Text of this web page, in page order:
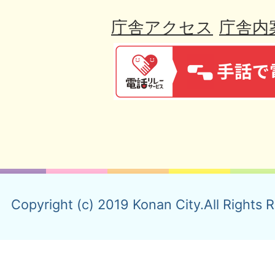
庁舎アクセス 庁舎内
Copyright (c) 2019 Konan City.All Rights